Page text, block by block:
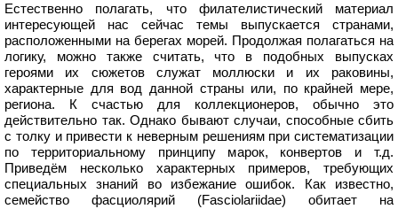
Естественно полагать, что филателистический материал
интересующей нас сейчас темы выпускается странами,
расположенными на берегах морей. Продолжая полагаться на
логику, можно также считать, что в подобных выпусках
героями их сюжетов служат моллюски и их раковины,
характерные для вод данной страны или, по крайней мере,
региона. К счастью для коллекционеров, обычно это
действительно так. Однако бывают случаи, способные сбить
с толку и привести к неверным решениям при систематизации
по территориальному принципу марок, конвертов и т.д.
Приведём несколько характерных примеров, требующих
специальных знаний во избежание ошибок. Как известно,
семейство фасциолярий (Fasciolariidae) обитает на